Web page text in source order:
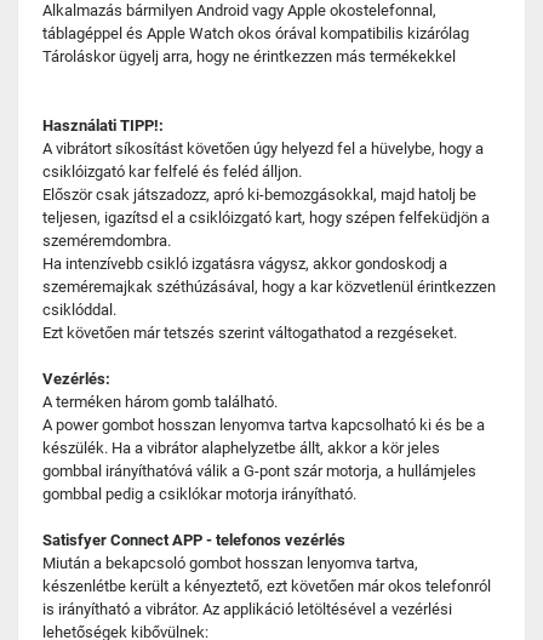
Alkalmazás bármilyen Android vagy Apple okostelefonnal,
táblagéppel és Apple Watch okos órával kompatibilis kizárólag
Tároláskor ügyelj arra, hogy ne érintkezzen más termékekkel
Használati TIPP!:
A vibrátort síkosítást követően úgy helyezd fel a hüvelybe, hogy a
csiklóizgató kar felfelé és feléd álljon.
Először csak játszadozz, apró ki-bemozgásokkal, majd hatolj be
teljesen, igazítsd el a csiklóizgató kart, hogy szépen felfeküdjön a
szeméremdombra.
Ha intenzívebb csikló izgatásra vágysz, akkor gondoskodj a
szeméremajkak széthúzásával, hogy a kar közvetlenül érintkezzen
csiklóddal.
Ezt követően már tetszés szerint váltogathatod a rezgéseket.
Vezérlés:
A terméken három gomb található.
A power gombot hosszan lenyomva tartva kapcsolható ki és be a
készülék. Ha a vibrátor alaphelyzetbe állt, akkor a kör jeles
gombbal irányíthatóvá válik a G-pont szár motorja, a hullámjeles
gombbal pedig a csiklókar motorja irányítható.
Satisfyer Connect APP - telefonos vezérlés
Miután a bekapcsoló gombot hosszan lenyomva tartva,
készenlétbe került a kényeztető, ezt követően már okos telefonról
is irányítható a vibrátor. Az applikáció letöltésével a vezérlési
lehetőségek kibővülnek: